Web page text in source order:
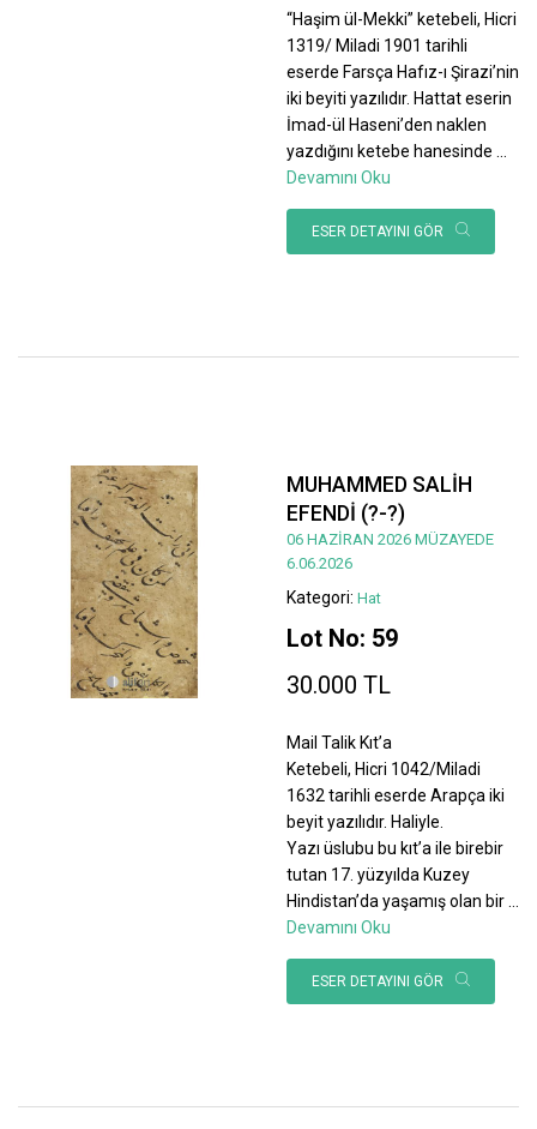
“Haşim ül-Mekki” ketebeli, Hicri
1319/ Miladi 1901 tarihli
eserde Farsça Hafız-ı Şirazi’nin
iki beyiti yazılıdır. Hattat eserin
İmad-ül Haseni’den naklen
yazdığını ketebe hanesinde
Devamını Oku
ESER DETAYINI GÖR
MUHAMMED SALİH
EFENDİ (?-?)
06 HAZİRAN 2026 MÜZAYEDE
6.06.2026
Kategori: Hat
Lot No: 59
30.000 TL
Mail Talik Kıt’a
Ketebeli, Hicri 1042/Miladi
1632 tarihli eserde Arapça iki
beyit yazılıdır. Haliyle.
Yazı üslubu bu kıt’a ile birebir
tutan 17. yüzyılda Kuzey
Hindistan’da yaşamış olan bir
Devamını Oku
ESER DETAYINI GÖR